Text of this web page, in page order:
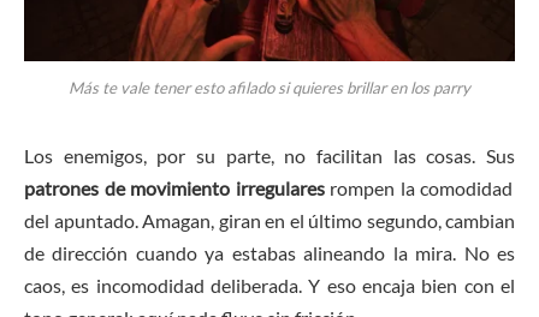
Más te vale tener esto afilado si quieres brillar en los parry
Los enemigos, por su parte, no facilitan las cosas. Sus
patrones de movimiento irregularesrompen la comodidad
del apuntado. Amagan, giran en el último segundo, cambian
de dirección cuando ya estabas alineando la mira. No es
caos, es incomodidad deliberada. Y eso encaja bien con el